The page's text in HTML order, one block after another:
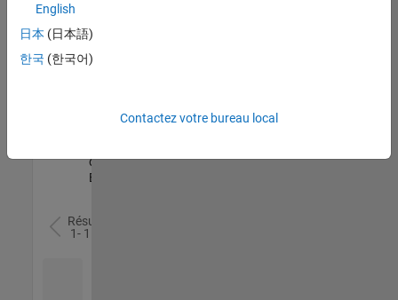
région.
Senior Software Quality Engineer
Senior
Engineer
qualité |
Expérimenté(e)
Résultats
1- 1 de
English
日本 (日本語)
한국 (한국어)
Contactez votre bureau local